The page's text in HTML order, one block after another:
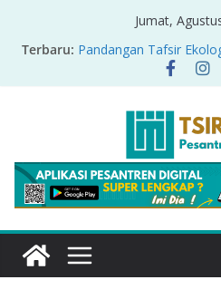
Jumat,
Terbaru: Pandangan Tafsir
Nikel di Raja Ampat
PRODUK RELASI
Sirah Nabawiyah
Oversharing dan Privasi
Ayat Bicara Soal Curhat
Menyikapi Fatherless,
Cerminan